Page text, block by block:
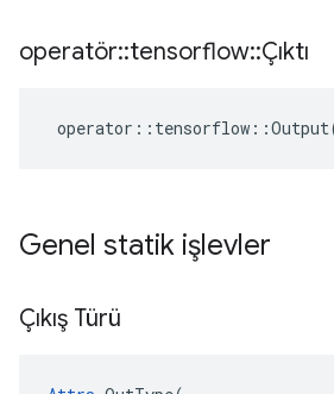
operatör::tensorflow::Çıktı
operator :: tensorflow ::Output
Genel statik işlevler
Çıkış Türü